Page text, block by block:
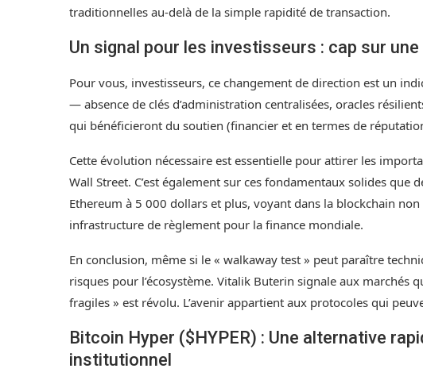
traditionnelles au-delà de la simple rapidité de transaction.
Un signal pour les investisseurs : cap sur
Pour vous, investisseurs, ce changement de direction est un
— absence de clés d’administration centralisées, oracles
qui bénéficieront du soutien (financier et en termes de
Cette évolution nécessaire est essentielle pour attirer les
Wall Street. C’est également sur ces fondamentaux solides que
Ethereum à 5 000 dollars et plus, voyant dans la blockchain
infrastructure de règlement pour la finance mondiale.
En conclusion, même si le « walkaway test » peut paraître
risques pour l’écosystème. Vitalik Buterin signale aux marchés
fragiles » est révolu. L’avenir appartient aux protocoles qui
Bitcoin Hyper ($HYPER) : Une alternative
institutionnel